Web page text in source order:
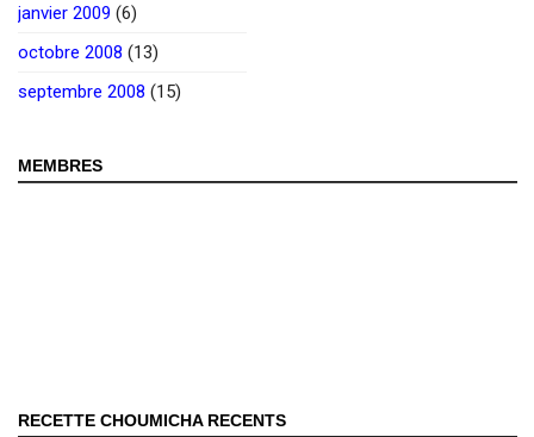
janvier 2009 (6)
octobre 2008 (13)
septembre 2008 (15)
MEMBRES
RECETTE CHOUMICHA RECENTS